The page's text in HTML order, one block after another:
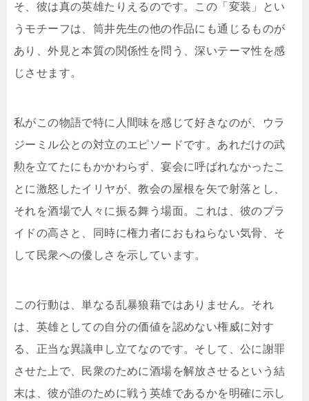
そ、彼は真の英雄たりえるのです。この「変装」とい
うモチーフは、筒井先生の他の作品にも通じるものが
あり、外見と本質の関係性を問う、深いテーマ性を感
じさせます。
私がこの物語で特に人間味を感じて好きなのが、ウラ
ジーミル公との対立のエピソードです。あれだけの武
勲を立てたにもかかわらず、宴会に呼ばれなかったこ
とに激怒したイリヤが、教会の屋根を矢で射落とし、
それを酒場で人々に振る舞う場面。これは、彼のプラ
イドの高さと、同時に権力者におもねらない気骨、そ
して民衆への優しさを示しています。
この行動は、単なる乱暴狼藉ではありません。それ
は、英雄としての自分の価値を認めない権威に対す
る、正当な異議申し立てなのです。そして、公に謝罪
させた上で、民衆のために酒場を解放させるという結
末は、彼が誰のために戦う英雄であるかを明確に示し